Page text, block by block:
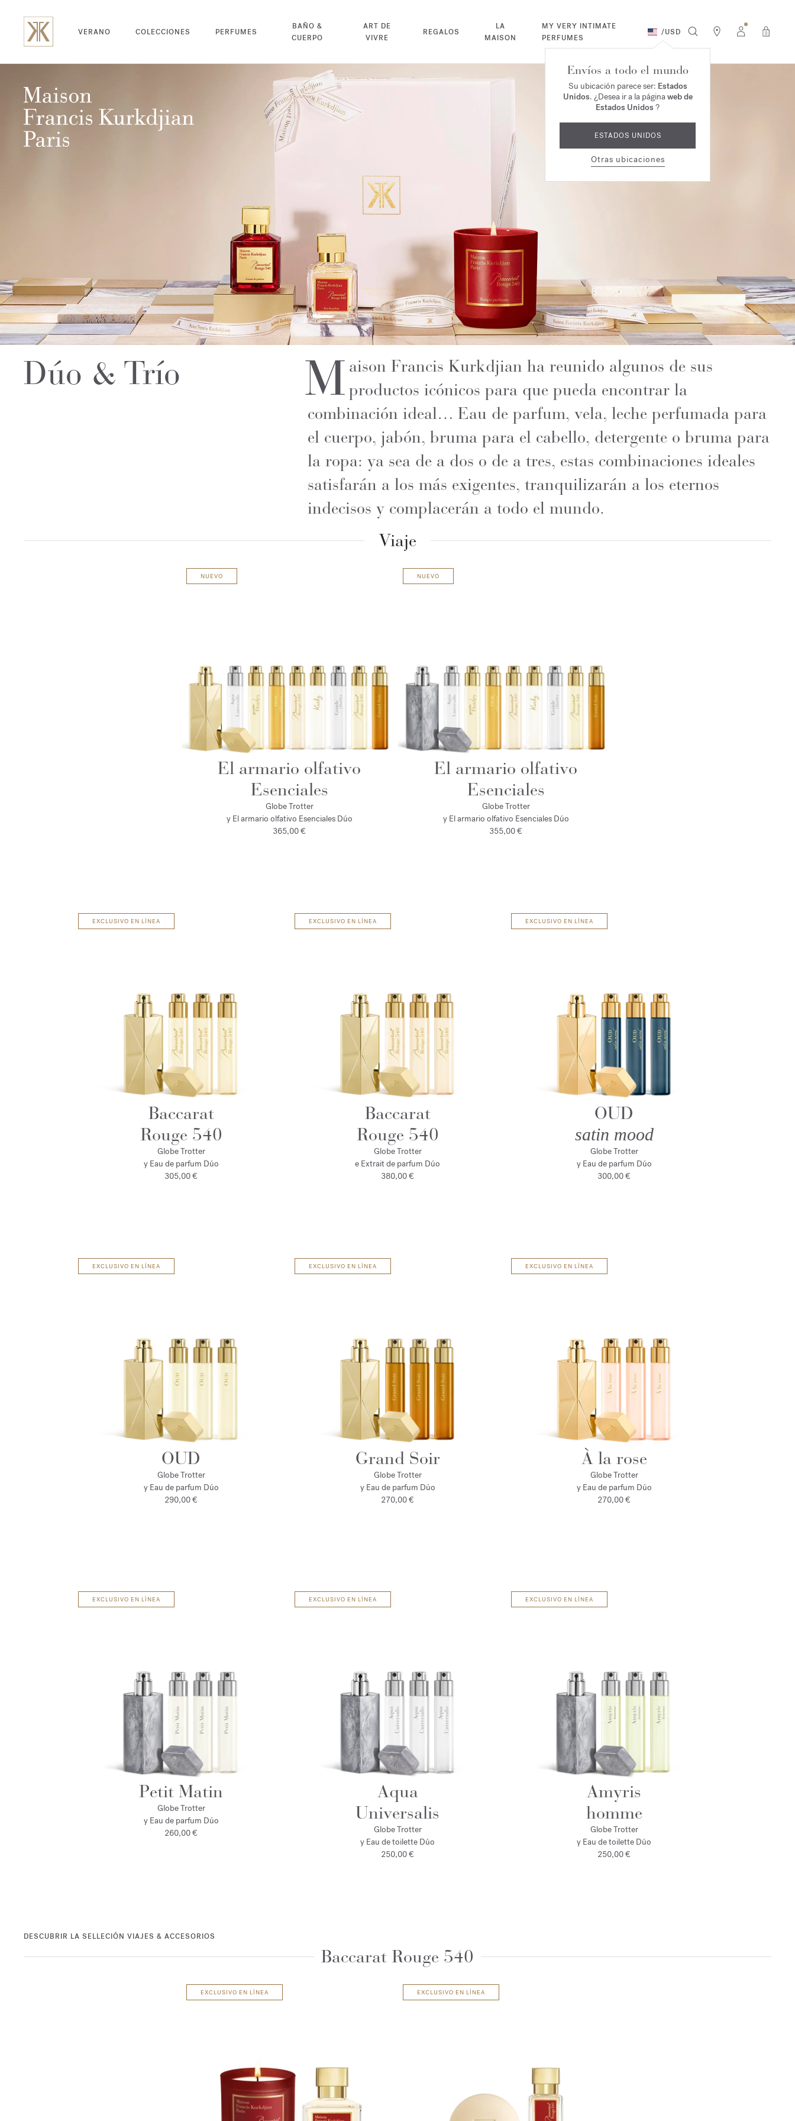
VERANO COLECCIONES PERFUMES
BAÑO &
CUERPO
ART DE
VIVRE
REGALOS
LA
MAISON
MY VERY INTIMATE
PERFUMES
/USD 0
Envíos a todo el mundo
Su ubicación parece ser: Estados
Unidos. ¿Desea ir a la páginaweb de
Estados Unidos ?
ESTADOS UNIDOS
Otras ubicaciones
Dúo & Trío M aison Francis Kurkdjian ha reunido algunos de sus
productos icónicos para que pueda encontrar la
combinación ideal… Eau de parfum, vela, leche perfumada para
el cuerpo, jabón, bruma para el cabello, detergente o bruma para
la ropa: ya sea de a dos o de a tres, estas combinaciones ideales
satisfarán a los más exigentes, tranquilizarán a los eternos
indecisos y complacerán a todo el mundo.
Viaje
NUEVO
El armario olfativo
Esenciales
Globe Trotter
y El armario olfativo Esenciales Dúo
365,00 €
NUEVO
El armario olfativo
Esenciales
Globe Trotter
y El armario olfativo Esenciales Dúo
355,00 €
EXCLUSIVO EN LÍNEA
Baccarat
Rouge 540
Globe Trotter
y Eau de parfum Dúo
305,00 €
EXCLUSIVO EN LÍNEA
Baccarat
Rouge 540
Globe Trotter
e Extrait de parfum Dúo
380,00 €
EXCLUSIVO EN LÍNEA
OUD
satin mood
Globe Trotter
y Eau de parfum Dúo
300,00 €
EXCLUSIVO EN LÍNEA
OUD
Globe Trotter
y Eau de parfum Dúo
290,00 €
EXCLUSIVO EN LÍNEA
Grand Soir
Globe Trotter
y Eau de parfum Dúo
270,00 €
EXCLUSIVO EN LÍNEA
À la rose
Globe Trotter
y Eau de parfum Dúo
270,00 €
EXCLUSIVO EN LÍNEA
Petit Matin
Globe Trotter
y Eau de parfum Dúo
260,00 €
EXCLUSIVO EN LÍNEA
Aqua
Universalis
Globe Trotter
y Eau de toilette Dúo
250,00 €
EXCLUSIVO EN LÍNEA
Amyris
homme
Globe Trotter
y Eau de toilette Dúo
250,00 €
DESCUBRIR LA SELLECIÓN VIAJES & ACCESORIOS
Baccarat Rouge 540
EXCLUSIVO EN LÍNEA EXCLUSIVO EN LÍNEA